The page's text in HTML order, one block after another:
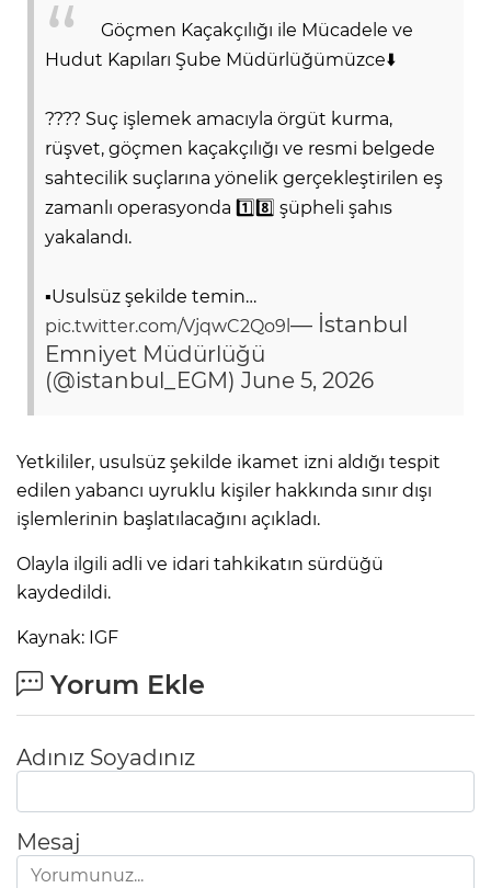
Göçmen Kaçakçılığı ile Mücadele ve
Hudut Kapıları Şube Müdürlüğümüzce⬇️
???? Suç işlemek amacıyla örgüt kurma,
rüşvet, göçmen kaçakçılığı ve resmi belgede
sahtecilik suçlarına yönelik gerçekleştirilen eş
zamanlı operasyonda 1️⃣8️⃣ şüpheli şahıs
yakalandı.
▪️Usulsüz şekilde temin…
pic.twitter.com/VjqwC2Qo9l — İstanbul
Emniyet Müdürlüğü
(@istanbul_EGM) June 5, 2026
Yetkililer, usulsüz şekilde ikamet izni aldığı tespit
edilen yabancı uyruklu kişiler hakkında sınır dışı
işlemlerinin başlatılacağını açıkladı.
Olayla ilgili adli ve idari tahkikatın sürdüğü
kaydedildi.
Kaynak: IGF
Yorum Ekle
Adınız Soyadınız
Mesaj